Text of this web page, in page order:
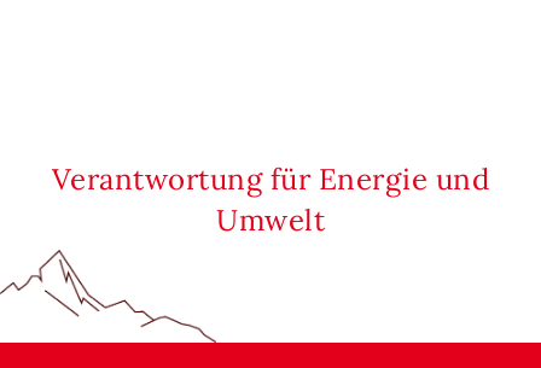
Verantwortung für Energie und
Umwelt